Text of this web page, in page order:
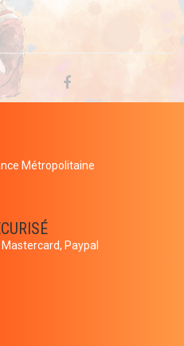
Métropolitaine
Paypal